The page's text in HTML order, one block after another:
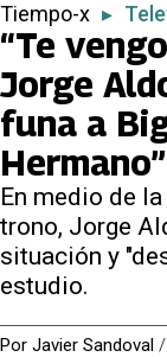
Tiempo-x ▸
“Te
Jorge
funa a
En medio de
trono, Jorge
situación y
estudio.
Por Javier Sandoval /